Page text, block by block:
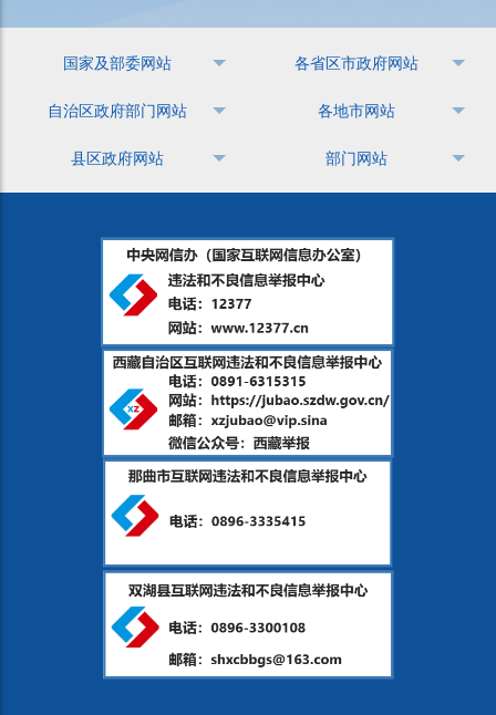
国家及部委网站 各省区市政府网站
自治区政府部门网站 各地市网站
县区政府网站 部门网站